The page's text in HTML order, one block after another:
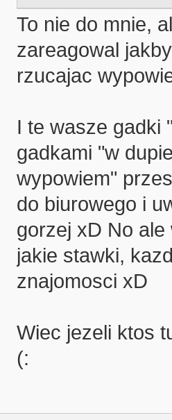
To nie do mnie,
zareagowal
rzucajac
I te wasze gadki
gadkami "w
wypowiem"
do biurowego i
gorzej xD No
jakie stawki,
znajomosci xD
Wiec jezeli ktos
(: